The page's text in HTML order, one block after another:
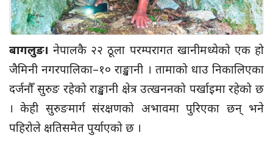
बागलुङ। नेपालकै २२ ठूला परम्परागत खानीमध्येको एक हो
जैमिनी नगरपालिका–१० राङ्खानी । तामाको धाउ निकालिएका
दर्जनौँ सुरुङ रहेको राङ्खानी क्षेत्र उत्खननको पर्खाइमा रहेको छ
। केही सुरुङमार्ग संरक्षणको अभावमा पुरिएका छन् भने
पहिरोले क्षतिसमेत पुर्याएको छ ।